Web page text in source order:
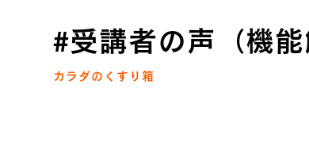
#受講者の声（機能
カラダのくすり箱